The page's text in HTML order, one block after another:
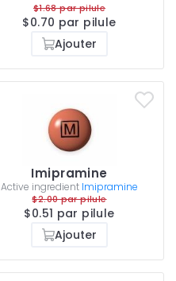
$1.68 par pilule
$0.70 par pilule
Ajouter
Imipramine
Active ingredient Imipramine
$2.00 par pilule
$0.51 par pilule
Ajouter